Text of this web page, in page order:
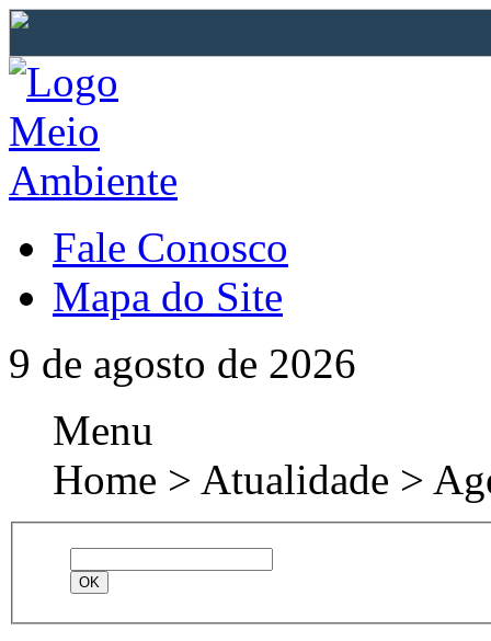
Fale Conosco
Mapa do Site
9 de agosto de 2026
Menu
Home > Atualidade >